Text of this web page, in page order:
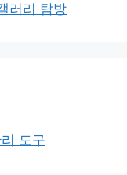
러리 탐방
도구